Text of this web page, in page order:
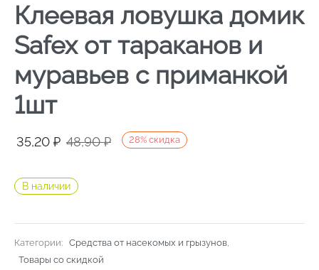
Клеевая ловушка домик
Safex от тараканов и
муравьев с приманкой
1шт
28% скидка
48,90₽
Первоначальная
составляла
35,20 ₽
Текущая
35,20 ₽.
В наличии
Категории: Средства от насекомых и грызунов,
Товары со скидкой